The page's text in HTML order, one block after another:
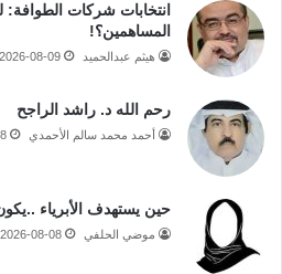
انتخابات شركات
المساهمين؟!
هيثم عبدالحميد 2026-08-09
رحم الله د. راشد الراجح
أحمد محمد سالم الأحمدي
حين يستهدف الأبرياء
موضي الحلفي 2026-08-08